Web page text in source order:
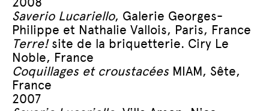
Saverio Lucariello, Galerie Georges-
Philippe et Nathalie Vallois, Paris, France
Terre!site de la briquetterie. Ciry Le
Noble, France
Coquillages et croustacéesMIAM, Sête,
France
2007